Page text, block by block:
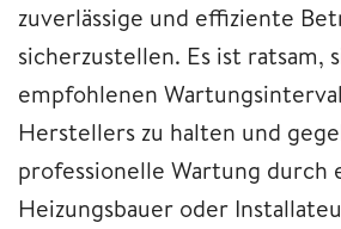
zuverlässige und effiziente
sicherzustellen. Es ist ratsam,
empfohlenen
Herstellers zu halten und
professionelle Wartung durch
Heizungsbauer oder